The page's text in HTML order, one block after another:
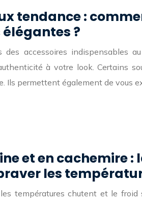
tendance :
?
des accessoires indispensables
à votre look. Certains
Ils permettent également de vous
et en cachemire :
les
les températures chutent et le froid